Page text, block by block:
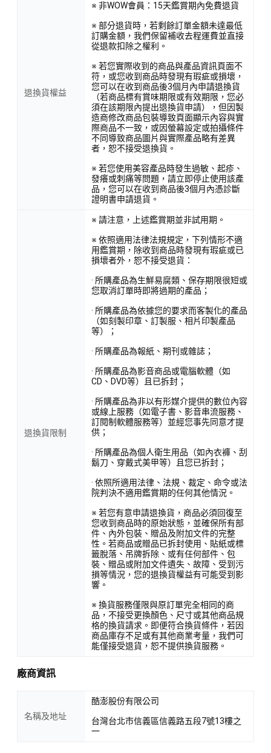
退換貨權益
※ 非WOW會員：15天鑑賞期內免費退貨
※ 部分退貨時，若剩餘訂單金額未達最低
訂購金額，我們保留補收去程運費並直接
從退款扣除之權利。
※ 若您實際收到的商品與產品資訊頁面不
符，或您收到商品時發現有瑕疵或損壞，
您可以在收到商品後3個月內申請退換貨
（若商品標有賞味期限或有效期限，您必
須在該期限內提出退換貨申請），但因製
造商修改商品包裝導致頁面顯示內容與實
際商品不一致，或因螢幕設定或拍攝條件
不同導致商品圖片與實際產品略有差異
者，恕不接受退換貨。
※ 若您使用美容產品時發生過敏、起疹、
發癢或刺痛等問題，請立即停止使用該產
品，您可以在收到商品後3個月內憑診斷
證明書申請退貨。
退換貨限制
※ 請注意，上述鑑賞期並非試用期。
※ 依照適用法律法規規定，下列情形不適
用鑑賞期，除收到商品時發現有瑕疵或已
損壞者外，恕不接受退貨：
· 所購產品為生鮮易腐類、保存期限很短或
您取消訂單時即將過期的產品；
· 所購產品為依據您的要求而客製化的產品
（如刻製印章、訂製服、相片印製產品
等）；
· 所購產品為報紙、期刊或雜誌；
· 所購產品為影音商品或電腦軟體（如
CD、DVD等）且已拆封；
· 所購產品為非以有形媒介提供的數位內容
或線上服務（如電子書、影音串流服務、
訂閱制軟體服務等）並經您事先同意才提
供；
· 所購產品為個人衛生用品（如內衣褲、刮
鬍刀、穿戴式美甲等）且您已拆封；
· 依照所適用法律、法規、裁定、命令或法
院判決不適用鑑賞期的任何其他情況。
※ 若您有意申請退換貨，商品必須回復至
您收到商品時的原始狀態，並確保所有部
件、內外包裝、贈品及附加文件的完整
性。若商品或贈品已拆封使用、貼紙或標
籤脫落、吊牌拆除、或有任何部件、包
裝、贈品或附加文件遺失、故障、受到污
損等情況，您的退換貨權益有可能受到影
響。
※ 換貨服務僅限與原訂單完全相同的商
品，不接受更換顏色、尺寸或其他商品規
格的換貨請求。即便符合換貨條件，若因
商品庫存不足或有其他商業考量，我們可
能僅接受退貨，恕不提供換貨服務。
廠商資訊
名稱及地址
酷澎股份有限公司
台灣台北市信義區信義路五段7號13樓之
一